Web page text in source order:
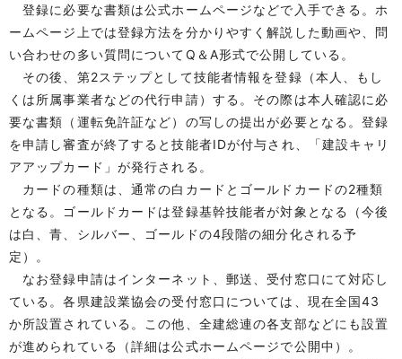
登録に必要な書類は公式ホームページなどで入手できる。ホ
ームページ上では登録方法を分かりやすく解説した動画や、問
い合わせの多い質問についてQ＆A形式で公開している。
その後、第2ステップとして技能者情報を登録（本人、もし
くは所属事業者などの代行申請）する。その際は本人確認に必
要な書類（運転免許証など）の写しの提出が必要となる。登録
を申請し審査が終了すると技能者IDが付与され、「建設キャリ
アアップカード」が発行される。
カードの種類は、通常の白カードとゴールドカードの2種類
となる。ゴールドカードは登録基幹技能者が対象となる（今後
は白、青、シルバー、ゴールドの4段階の細分化される予
定）。
なお登録申請はインターネット、郵送、受付窓口にて対応し
ている。各県建設業協会の受付窓口については、現在全国43
か所設置されている。この他、全建総連の各支部などにも設置
が進められている（詳細は公式ホームページで公開中）。